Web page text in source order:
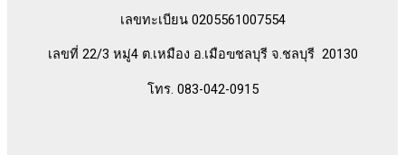
เลขทะเบียน 0205561007554
เลขที่ 22/3 หมู่4 ต.เหมือง อ.เมือฃชลบุรี จ.ชลบุรี 20130
โทร. 083-042-0915